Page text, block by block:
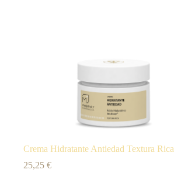
Crema Hidratante Antiedad Textura Rica
25,25 €